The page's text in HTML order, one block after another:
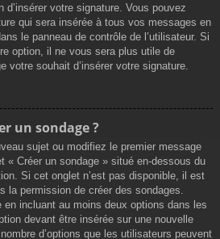
d’insérer votre signature. Vous pouvez
qui sera insérée à tous vos messages en
le panneau de contrôle de l’utilisateur. Si
option, il ne vous sera plus utile de
votre souhait d’insérer votre signature.
un sondage ?
sujet ou modifiez le premier message
« Créer un sondage » situé en-dessous du
Si cet onglet n’est pas disponible, il est
la permission de créer des sondages.
incluant au moins deux options dans les
devant être insérée sur une nouvelle
d’options que les utilisateurs peuvent